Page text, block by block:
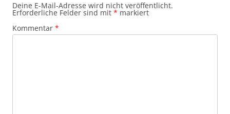
Deine E-Mail-Adresse wird nicht veröffentlicht.
Erforderliche Felder sind mit * markiert
Kommentar *